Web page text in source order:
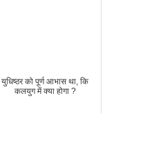
युधिष्ठर को पूर्ण आभास था, कि
कलयुग में क्या होगा ?